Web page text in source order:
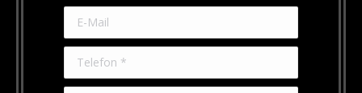
E-Mail
Telefon *